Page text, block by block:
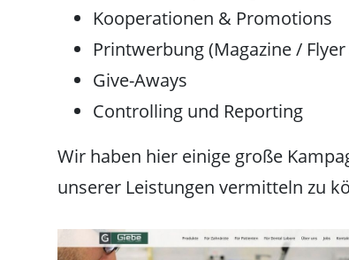
Kooperationen & Promotions
Printwerbung (Magazine /
Give-Aways
Controlling und Reporting
Wir haben hier einige große
unserer Leistungen vermitteln zu